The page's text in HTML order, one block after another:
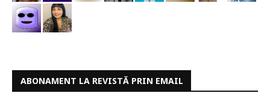
ABONAMENT LA REVISTĂ PRIN EMAIL